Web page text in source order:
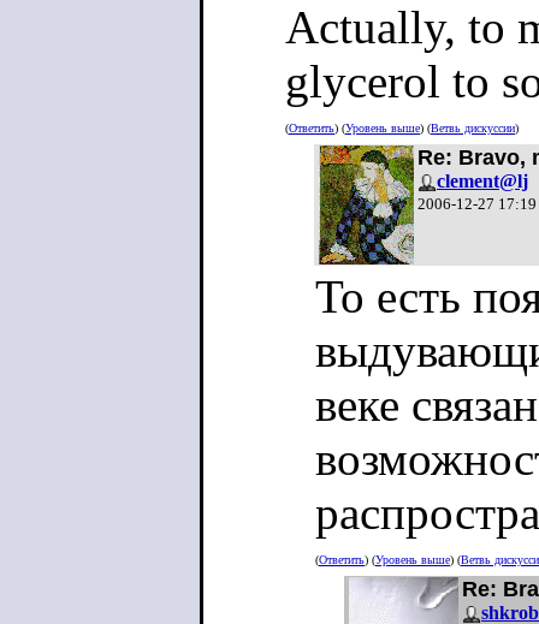
Actually, to
glycerol to
(Ответить) (Уровень выше) (Ветвь дискуссии)
Re: Bravo,
clement@lj
2006-12-27 17:19
То есть
веке
(Ответить) (Уровень выше) (Ветвь
Re: